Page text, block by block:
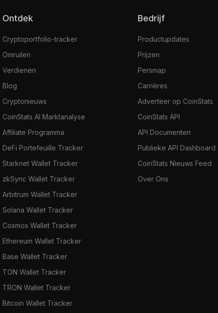
Ontdek
Cryptoportfolio-tracker
Omruilen
Verdienen
Blog
Cryptonieuws
CoinStats AI Marktanalyse
Affiliate Programma
DeFi Portefeuille Tracker
Starknet Wallet Tracker
zkSync Wallet Tracker
Arbitrum Wallet Tracker
Solana Wallet Tracker
Cosmos Wallet Tracker
Ethereum Wallet Tracker
Base Wallet Tracker
TON Wallet Tracker
TRON Wallet Tracker
Bitcoin Wallet Tracker
Bedrijf
Productupdates
Prijzen
Persmap
Carrières
Adverteer op CoinStats
CoinStats API
API Documenten
Publieke API Dashboard
CoinStats Nieuws Feed
Over Ons